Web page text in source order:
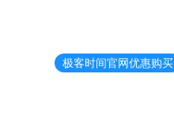
极客时间官网优惠购买